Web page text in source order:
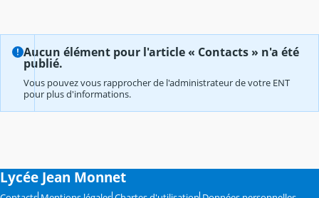
Aucun élément pour l'article « Contacts » n'a été
publié.
Vous pouvez vous rapprocher de l'administrateur de votre ENT
pour plus d'informations.
Lycée Jean Monnet